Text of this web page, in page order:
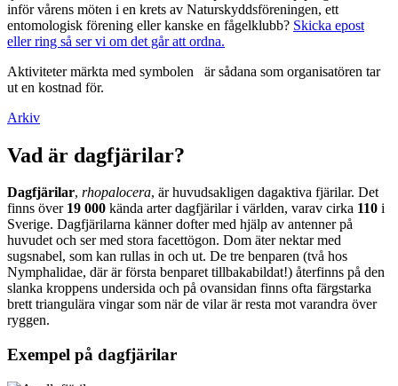
inför vårens möten i en krets av Naturskyddsföreningen, ett
entomologisk förening eller kanske en fågelklubb? Skicka epost
eller ring så ser vi om det går att ordna.
Aktiviteter märkta med symbolen
är sådana som organisatören tar
ut en kostnad för.
Arkiv
Vad är dagfjärilar?
Dagfjärilar, rhopalocera, är huvudsakligen dagaktiva fjärilar. Det
finns över 19 000 kända arter dagfjärilar i världen, varav cirka 110 i
Sverige. Dagfjärilarna känner dofter med hjälp av antenner på
huvudet och ser med stora facettögon. Dom äter nektar med
sugsnabel, som kan rullas in och ut. De tre benparen (två hos
Nymphalidae, där är första benparet tillbakabildat!) återfinns på den
slanka kroppens undersida och på ovansidan finns ofta färgstarka
brett triangulära vingar som när de vilar är resta mot varandra över
ryggen.
Exempel på dagfjärilar